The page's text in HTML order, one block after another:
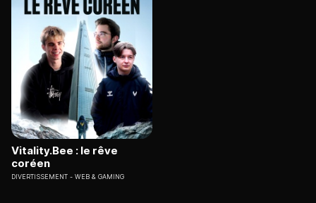
Vitality.Bee : le rêve
coréen
DIVERTISSEMENT WEB & GAMING